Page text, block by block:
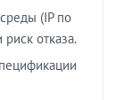
(IP по
отказа.